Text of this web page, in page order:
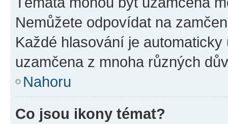
Nemůžete odpovídat na
Každé hlasování je
uzamčena z mnoha různých
Nahoru
Co jsou ikony témat?